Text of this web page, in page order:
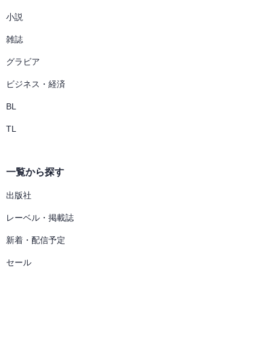
小説
雑誌
グラビア
ビジネス・経済
BL
TL
一覧から探す
出版社
レーベル・掲載誌
新着・配信予定
セール